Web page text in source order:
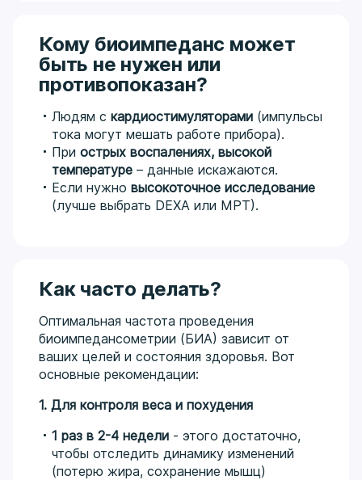
Кому биоимпеданс может
быть не нужен или
противопоказан?
Людям с кардиостимуляторами (импульсы
тока могут мешать работе прибора).
При острых воспалениях, высокой
температуре – данные искажаются.
Если нужно высокоточное исследование
(лучше выбрать DEXA или МРТ).
Как часто делать?
Оптимальная частота проведения
биоимпедансометрии (БИА) зависит от
ваших целей и состояния здоровья. Вот
основные рекомендации:
1. Для контроля веса и похудения
1 раз в 2-4 недели - этого достаточно,
чтобы отследить динамику изменений
(потерю жира, сохранение мышц)